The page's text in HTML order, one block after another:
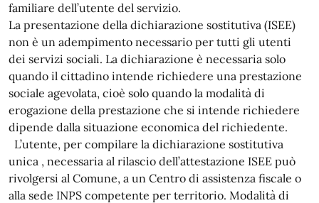
familiare dell’utente del servizio.
La presentazione della dichiarazione sostitutiva (ISEE)
non è un adempimento necessario per tutti gli utenti
dei servizi sociali. La dichiarazione è necessaria solo
quando il cittadino intende richiedere una prestazione
sociale agevolata, cioè solo quando la modalità di
erogazione della prestazione che si intende richiedere
dipende dalla situazione economica del richiedente.
L’utente, per compilare la dichiarazione sostitutiva
unica , necessaria al rilascio dell’attestazione ISEE può
rivolgersi al Comune, a un Centro di assistenza fiscale o
alla sede INPS competente per territorio. Modalità di